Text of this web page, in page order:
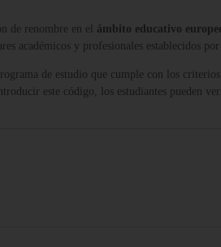
de renombre en el ámbito educativo
académicos y profesionales establecidos
de estudio que cumple con los criterios
este código, los estudiantes pueden